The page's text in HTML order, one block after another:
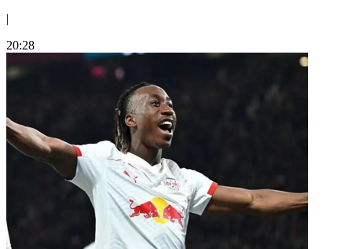
|
20:28